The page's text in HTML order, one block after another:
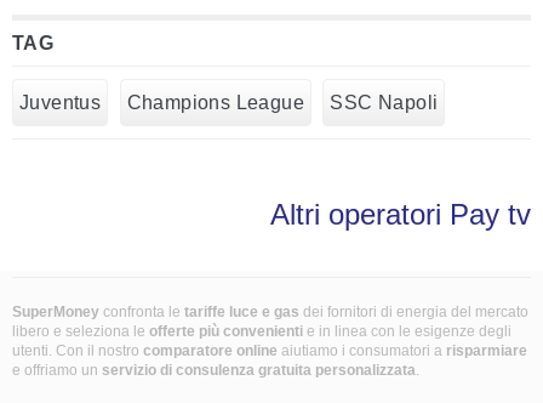
TAG
Juventus Champions League SSC Napoli
Altri operatori Pay tv
SuperMoney confronta le tariffe luce e gas dei fornitori di energia del mercato
libero e seleziona le offerte più convenienti e in linea con le esigenze degli
utenti. Con il nostro comparatore online aiutiamo i consumatori a risparmiare
e offriamo un servizio di consulenza gratuita personalizzata.